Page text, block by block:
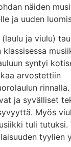
näiden
ja uuden
ja viulu)
klassisessa
syntyi
arvostettiin
ja syvälliset
Myös
tuli tutuksi.
tyylien